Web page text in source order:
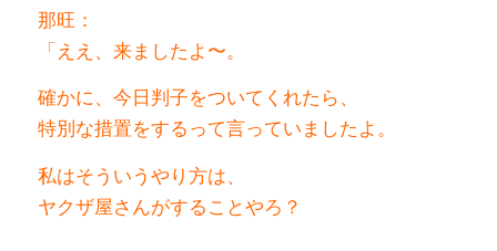
那旺：
「ええ、来ましたよ〜。
確かに、今日判子をついてくれたら、
特別な措置をするって言っていましたよ。
私はそういうやり方は、
ヤクザ屋さんがすることやろ？